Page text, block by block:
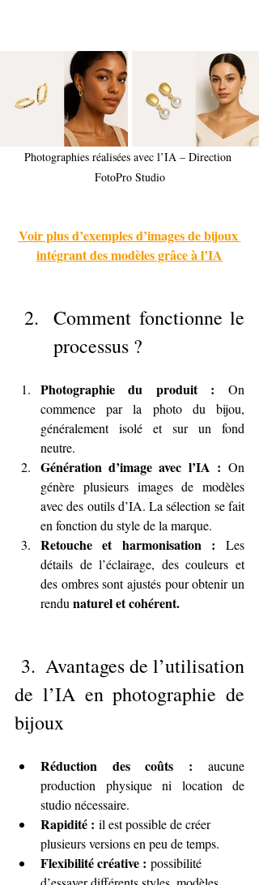
Photographies réalisées avec l’IA – Direction
FotoPro Studio
Voir plus d’exemples d’images de bijoux
intégrant des modèles grâce à l’IA
Comment fonctionne le
processus ?
Photographie du produit : On
commence par la photo du bijou,
généralement isolé et sur un fond
neutre.
Génération d’image avec l’IA : On
génère plusieurs images de modèles
avec des outils d’IA. La sélection se fait
en fonction du style de la marque.
Retouche et harmonisation : Les
détails de l’éclairage, des couleurs et
des ombres sont ajustés pour obtenir un
rendu naturel et cohérent.
3.  Avantages de l’utilisation
de l’IA en photographie de
bijoux
Réduction des coûts : aucune
production physique ni location de
studio nécessaire.
Rapidité : il est possible de créer
plusieurs versions en peu de temps.
Flexibilité créative : possibilité